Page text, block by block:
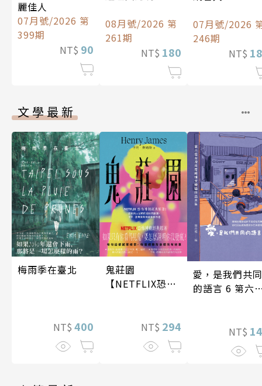
麗佳人
07月號/2026 第
399期
NT$ 90
08月號/2026 第
261期
NT$ 180
07月號/2026
246期
NT$
文學最新
梅雨季在臺北
NT$ 400
鬼莊園
【NETFLIX恐怖
NT$ 294
愛，是我們共同
的語言 6 第六
NT$